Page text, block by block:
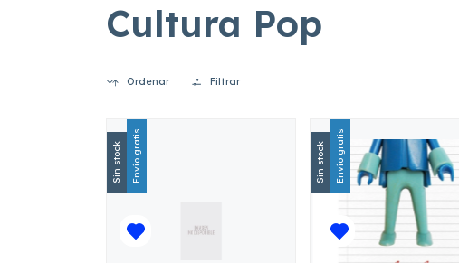
Cultura Pop
Ordenar Filtrar
Sin stock Envío gratis Sin stock Envío gratis